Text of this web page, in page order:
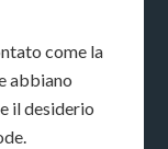
come la
abbiano
il desiderio